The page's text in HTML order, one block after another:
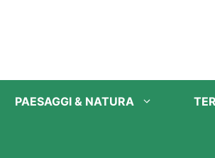
PAESAGGI & NATURA